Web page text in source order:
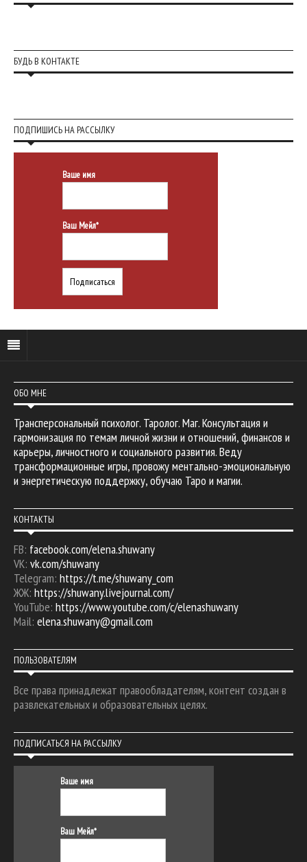
БУДЬ В КОНТАКТЕ
ПОДПИШИСЬ НА РАССЫЛКУ
Ваше имя
Ваш Мейл*
ОБО МНЕ
Трансперсональный психолог. Таролог. Маг. Консультация и
гармонизация по темам личной жизни и отношений, финансов и
карьеры, личностного и социального развития. Веду
трансформационные игры, провожу ментально-эмоциональную
и энергетическую поддержку, обучаю Таро и магии.
КОНТАКТЫ
FB: facebook.com/elena.shuwany
VK: vk.com/shuwany
Telegram: https://t.me/shuwany_com
ЖЖ: https://shuwany.livejournal.com/
YouTube: https://www.youtube.com/c/elenashuwany
Mail: elena.shuwany@gmail.com
ПОЛЬЗОВАТЕЛЯМ
Все права принадлежат правообладателям, контент создан в
развлекательных и образовательных целях.
ПОДПИСАТЬСЯ НА РАССЫЛКУ
Ваше имя
Ваш Мейл*